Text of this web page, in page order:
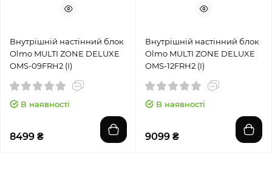
Внутрішній настінний блок
Olmo MULTI ZONE DELUXE
OMS-09FRH2 (I)
В наявності
8499 ₴
Внутрішній настінний блок
Olmo MULTI ZONE DELUXE
OMS-12FRH2 (I)
В наявності
9099 ₴